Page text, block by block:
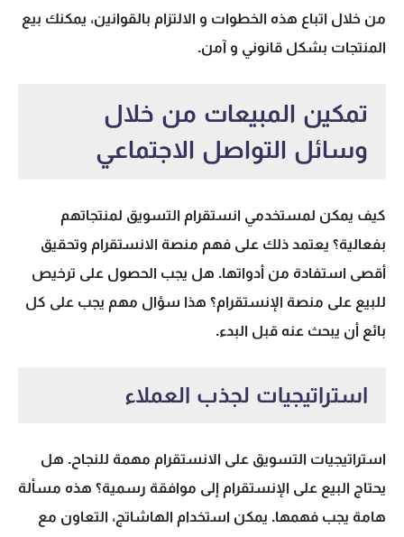
من خلال اتباع هذه الخطوات و الالتزام بالقوانين، يمكنك بيع
المنتجات بشكل قانوني و آمن.
تمكين المبيعات من خلال
وسائل التواصل الاجتماعي
كيف يمكن لمستخدمي انستقرام التسويق لمنتجاتهم
بفعالية؟ يعتمد ذلك على فهم منصة الانستقرام وتحقيق
أقصى استفادة من أدواتها. هل يجب الحصول على ترخيص
للبيع على منصة الإنستقرام؟ هذا سؤال مهم يجب على كل
بائع أن يبحث عنه قبل البدء.
استراتيجيات لجذب العملاء
استراتيجيات التسويق على الانستقرام مهمة للنجاح. هل
يحتاج البيع على الإنستقرام إلى موافقة رسمية؟ هذه مسألة
هامة يجب فهمها. يمكن استخدام الهاشاتج، التعاون مع